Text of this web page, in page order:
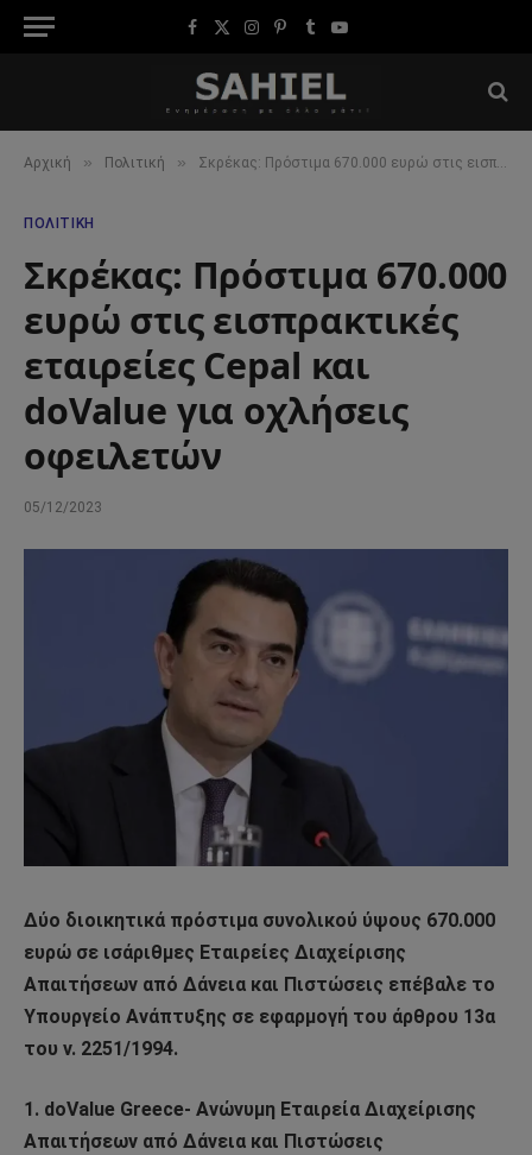
Facebook
X
Instagram
Pinterest
TumblrYouTube
Αρχική » Πολιτική » Σκρέκας: Πρόστιμα 670.000 ευρώ στις εισπρακτικές εταιρείες Cepal και doValue για οχλήσεις οφειλετών
ΠΟΛΙΤΙΚΉ
Σκρέκας: Πρόστιμα 670.000
ευρώ στις εισπρακτικές
εταιρείες Cepal και
doValue για οχλήσεις
οφειλετών
05/12/2023
Δύο διοικητικά πρόστιμα συνολικού ύψους 670.000
ευρώ σε ισάριθμες Εταιρείες Διαχείρισης
Απαιτήσεων από Δάνεια και Πιστώσεις επέβαλε το
Υπουργείο Ανάπτυξης σε εφαρμογή του άρθρου 13α
του ν. 2251/1994.
1. doValue Greece- Ανώνυμη Εταιρεία Διαχείρισης
Απαιτήσεων από Δάνεια και Πιστώσεις